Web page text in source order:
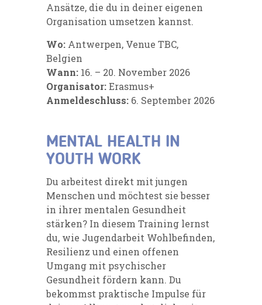
Ansätze, die du in deiner eigenen
Organisation umsetzen kannst.
Wo: Antwerpen, Venue TBC,
Belgien
Wann: 16. – 20. November 2026
Organisator:Erasmus+
Anmeldeschluss: 6. September 2026
MENTAL HEALTH IN
YOUTH WORK
Du arbeitest direkt mit jungen
Menschen und möchtest sie besser
in ihrer mentalen Gesundheit
stärken? In diesem Training lernst
du, wie Jugendarbeit Wohlbefinden,
Resilienz und einen offenen
Umgang mit psychischer
Gesundheit fördern kann. Du
bekommst praktische Impulse für